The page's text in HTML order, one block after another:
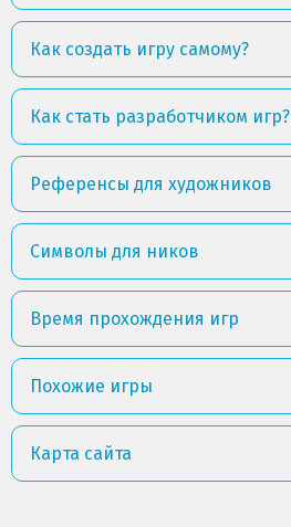
Как создать игру самому?
Как стать разработчиком игр?
Референсы для художников
Символы для ников
Время прохождения игр
Похожие игры
Карта сайта